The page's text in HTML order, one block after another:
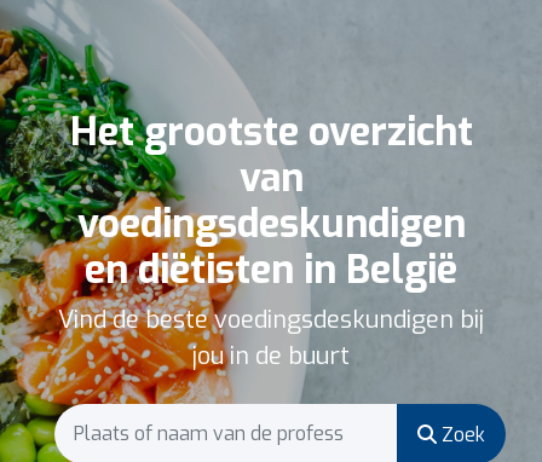
Het grootste overzicht
van
voedingsdeskundigen
en diëtisten in België
Vind de beste voedingsdeskundigen bij
jou in de buurt
Zoek